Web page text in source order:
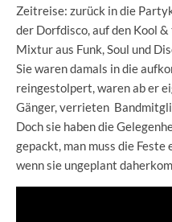
Zeitreise: zurück in die
der Dorfdisco, auf den Kool
Mixtur aus Funk, Soul und
Sie waren damals in die
reingestolpert, waren ab er
Gänger, verrieten
Doch sie haben die
gepackt, man muss die
wenn sie ungeplant